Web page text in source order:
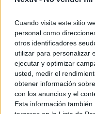
Cuando visita este sitio
personal como
otros identificadores
utilizar para personalizar
ejecutar y optimizar
usted, medir el
obtener información
con los anuncios y el
Esta información
En lo personal, creo que
hornada ha sido el Jack
Megami Tensei se
Halloween, una noche
hadas para visitar el